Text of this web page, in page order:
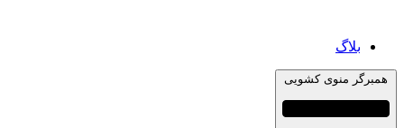
بلاگ
همبرگر منوی کشویی